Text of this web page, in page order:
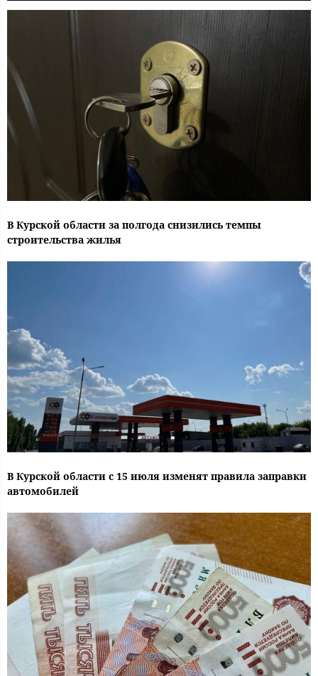
В Курской области за полгода снизились темпы
строительства жилья
В Курской области с 15 июля изменят правила заправки
автомобилей